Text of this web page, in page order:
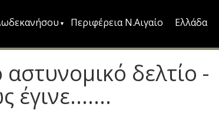
Περιφέρεια Ν.Αιγαίο Ελλάδα
δελτίο -
έγινε.......